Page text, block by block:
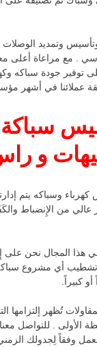
وتمديد الوصلات
. مع مراعاة أعلى
توفير جودة سباكه
عملائنا في أشهر
سباكة
و
وسباكه يتم
عالي من الإِنضباط
هذا المجال نحن على
أي مشروع سباكه
كبيراً.
تُظهر إلتزامها
الأولى . للتواصل
وفقاً لِجدولك الزمني